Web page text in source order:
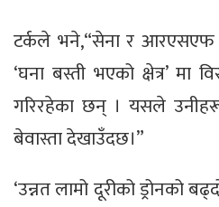
टर्कले भने,“सेना र आरएसएफ
‘घना बस्ती भएको क्षेत्र’ मा
गरिरहेका छन् । यसले
बेवास्ता देखाउँदछ।”
‘उन्नत लामो दूरीको ड्रोनको